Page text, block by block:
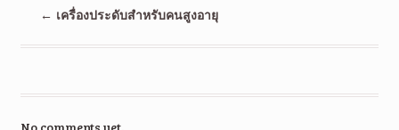
← เครื่องประดับสำหรับคนสูงอายุ